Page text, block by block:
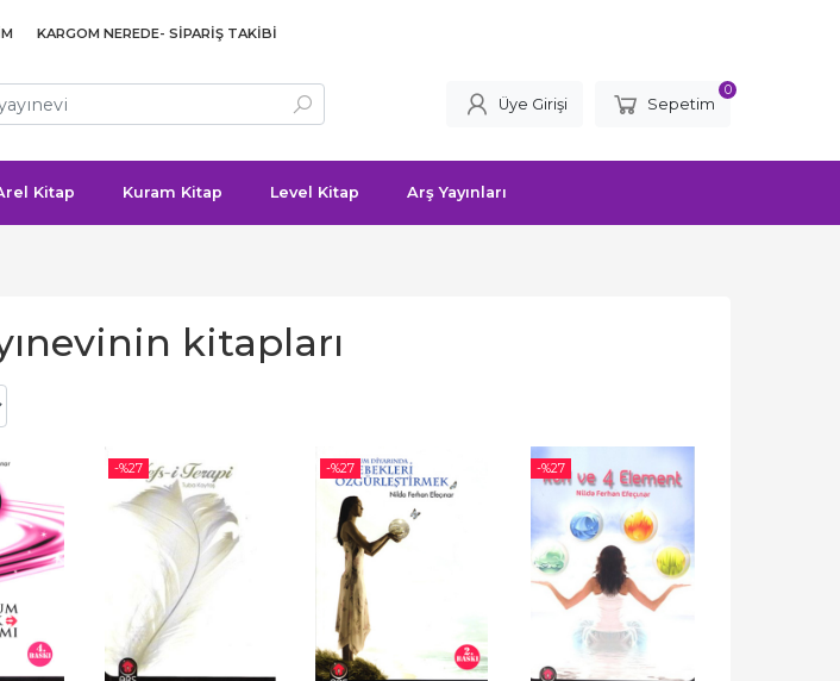
KARGOM NEREDE- SIPARIŞ TAKIBI
Üye Girişi Sepetim
0
Kitap Kuram Kitap Level Kitap Arş Yayınları
kitapları
-%27 -%27 -%27